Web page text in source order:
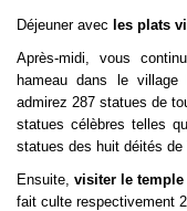
Déjeuner avec les plats
Après-midi, vous
hameau dans le
admirez 287 statues de
statues célèbres telles
statues des huit déités de
Ensuite, visiter le temple
fait culte respectivement